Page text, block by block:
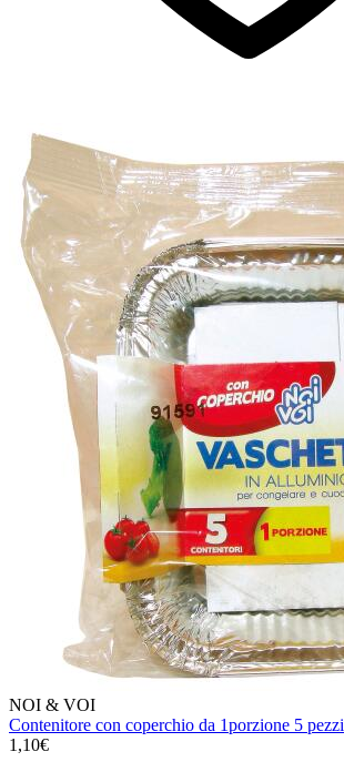
NOI & VOI
Contenitore con coperchio da 1porzione 5 pezzi
1,10€